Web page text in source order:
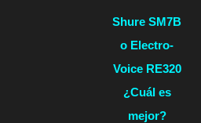
Shure SM7B
o Electro-
Voice RE320
¿Cuál es
mejor?